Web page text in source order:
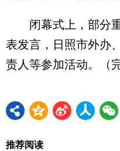
闭幕式上，部分重
表发言，日照市外办
责人等参加活动。‌（完
推荐阅读